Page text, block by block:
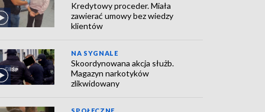
Kredytowy proceder. Miała
zawierać umowy bez wiedzy
klientów
NA SYGNALE
Skoordynowana akcja służb.
Magazyn narkotyków
zlikwidowany